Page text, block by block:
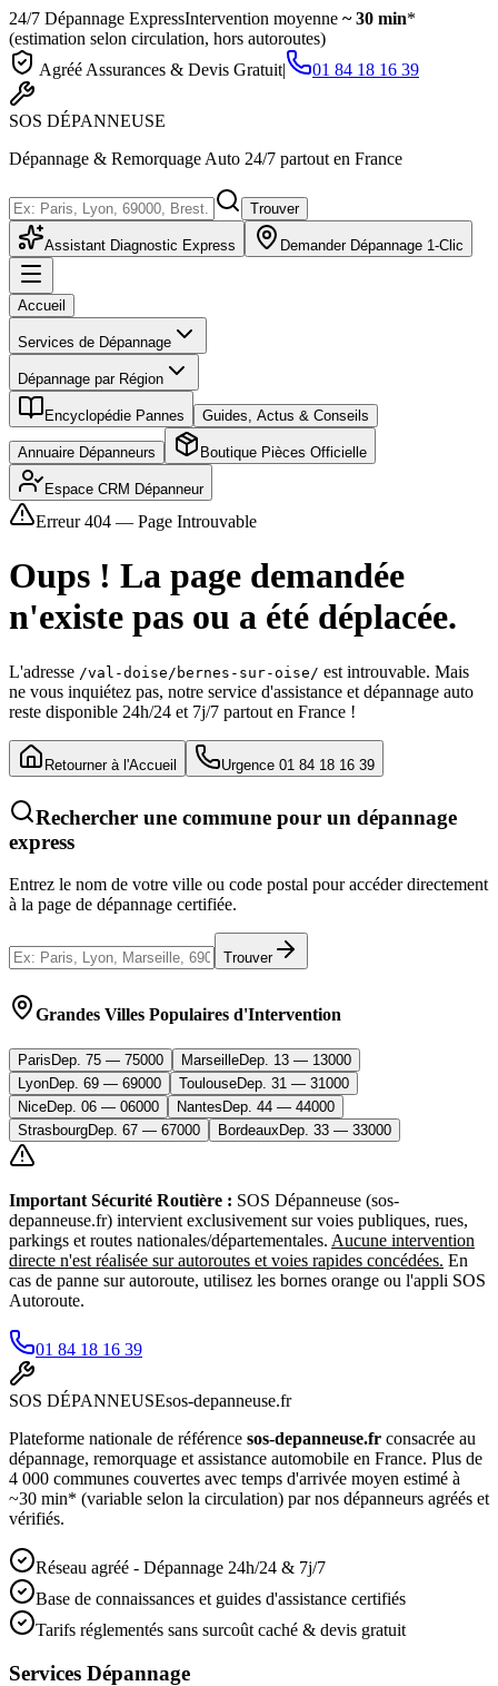
24/7 Dépannage ExpressIntervention moyenne ~ 30 min*
(estimation selon circulation, hors autoroutes)
Agréé Assurances & Devis Gratuit| 01 84 18 16 39
SOS DÉPANNEUSE
Dépannage & Remorquage Auto 24/7 partout en France
Trouver
Assistant Diagnostic Express Demander Dépannage 1-Clic
Accueil
Services de Dépannage
Dépannage par Région
Encyclopédie Pannes Guides, Actus & Conseils
Annuaire Dépanneurs Boutique Pièces Officielle
Espace CRM Dépanneur
Erreur 404 — Page Introuvable
Oups ! La page demandée
n'existe pas ou a été déplacée.
L'adresse /val-doise/bernes-sur-oise/ est introuvable. Mais
ne vous inquiétez pas, notre service d'assistance et dépannage auto
reste disponible 24h/24 et 7j/7 partout en France !
Retourner à l'Accueil Urgence 01 84 18 16 39
Rechercher une commune pour un dépannage
express
Entrez le nom de votre ville ou code postal pour accéder directement
à la page de dépannage certifiée.
Trouver
Grandes Villes Populaires d'Intervention
Paris Dep. 75 — 75000 MarseilleDep. 13 — 13000
LyonDep. 69 — 69000 ToulouseDep. 31 — 31000
NiceDep. 06 — 06000 Nantes Dep. 44 — 44000
StrasbourgDep. 67 — 67000 Bordeaux Dep. 33 — 33000
Important Sécurité Routière : SOS Dépanneuse (sos-
depanneuse.fr) intervient exclusivement sur voies publiques, rues,
parkings et routes nationales/départementales. Aucune intervention
directe n'est réalisée sur autoroutes et voies rapides concédées. En
cas de panne sur autoroute, utilisez les bornes orange ou l'appli SOS
Autoroute.
01 84 18 16 39
SOS DÉPANNEUSEsos-depanneuse.fr
Plateforme nationale de référence sos-depanneuse.fr consacrée au
dépannage, remorquage et assistance automobile en France. Plus de
4 000 communes couvertes avec temps d'arrivée moyen estimé à
~30 min* (variable selon la circulation) par nos dépanneurs agréés et
vérifiés.
Réseau agréé - Dépannage 24h/24 & 7j/7
Base de connaissances et guides d'assistance certifiés
Tarifs réglementés sans surcoût caché & devis gratuit
Services Dépannage